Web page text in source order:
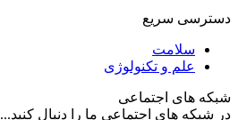
دسترسی سریع
سلامت
علم و تکنولوژی
شبکه های اجتماعی
در شبکه های اجتماعی ما را دنبال کنید...